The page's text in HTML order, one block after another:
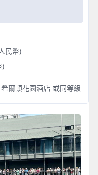
民幣)
)
爾頓花園酒店 或同等級